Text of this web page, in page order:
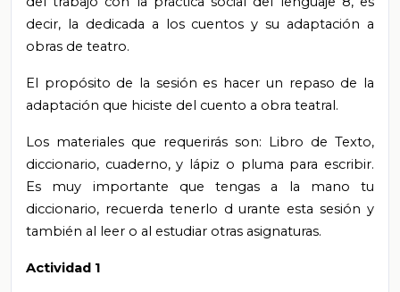
decir, la dedicada a los cuentos y su adaptación a
obras de teatro.
El propósito de la sesión es hacer un repaso de la
adaptación que hiciste del cuento a obra teatral.
Los materiales que requerirás son: Libro de Texto,
diccionario, cuaderno, y lápiz o pluma para escribir.
Es muy importante que tengas a la mano tu
diccionario, recuerda tenerlo durante esta sesión y
también al leer o al estudiar otras asignaturas.
Actividad 1